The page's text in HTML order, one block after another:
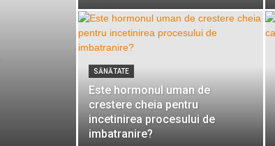
SĂNĂTATE
Este hormonul uman de
crestere cheia pentru
incetinirea procesului de
imbatranire?